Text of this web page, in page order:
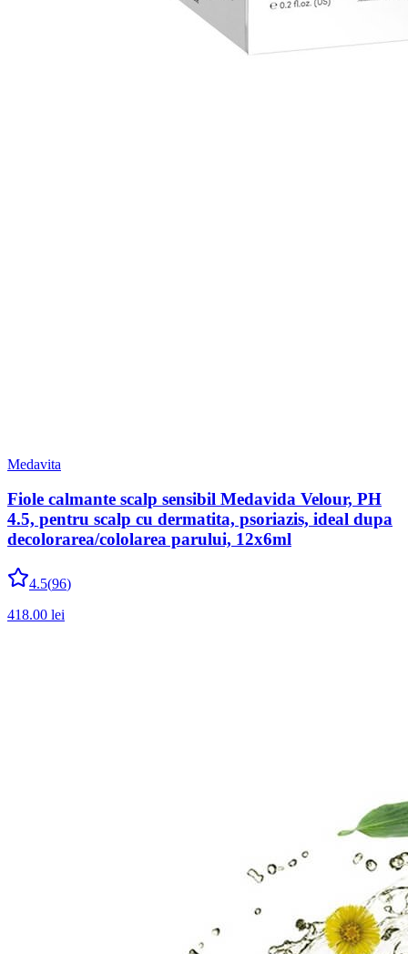
Medavita
Fiole calmante scalp sensibil Medavida Velour, PH
4.5, pentru scalp cu dermatita, psoriazis, ideal dupa
decolorarea/cololarea parului, 12x6ml
4.5(96)
418.00 lei